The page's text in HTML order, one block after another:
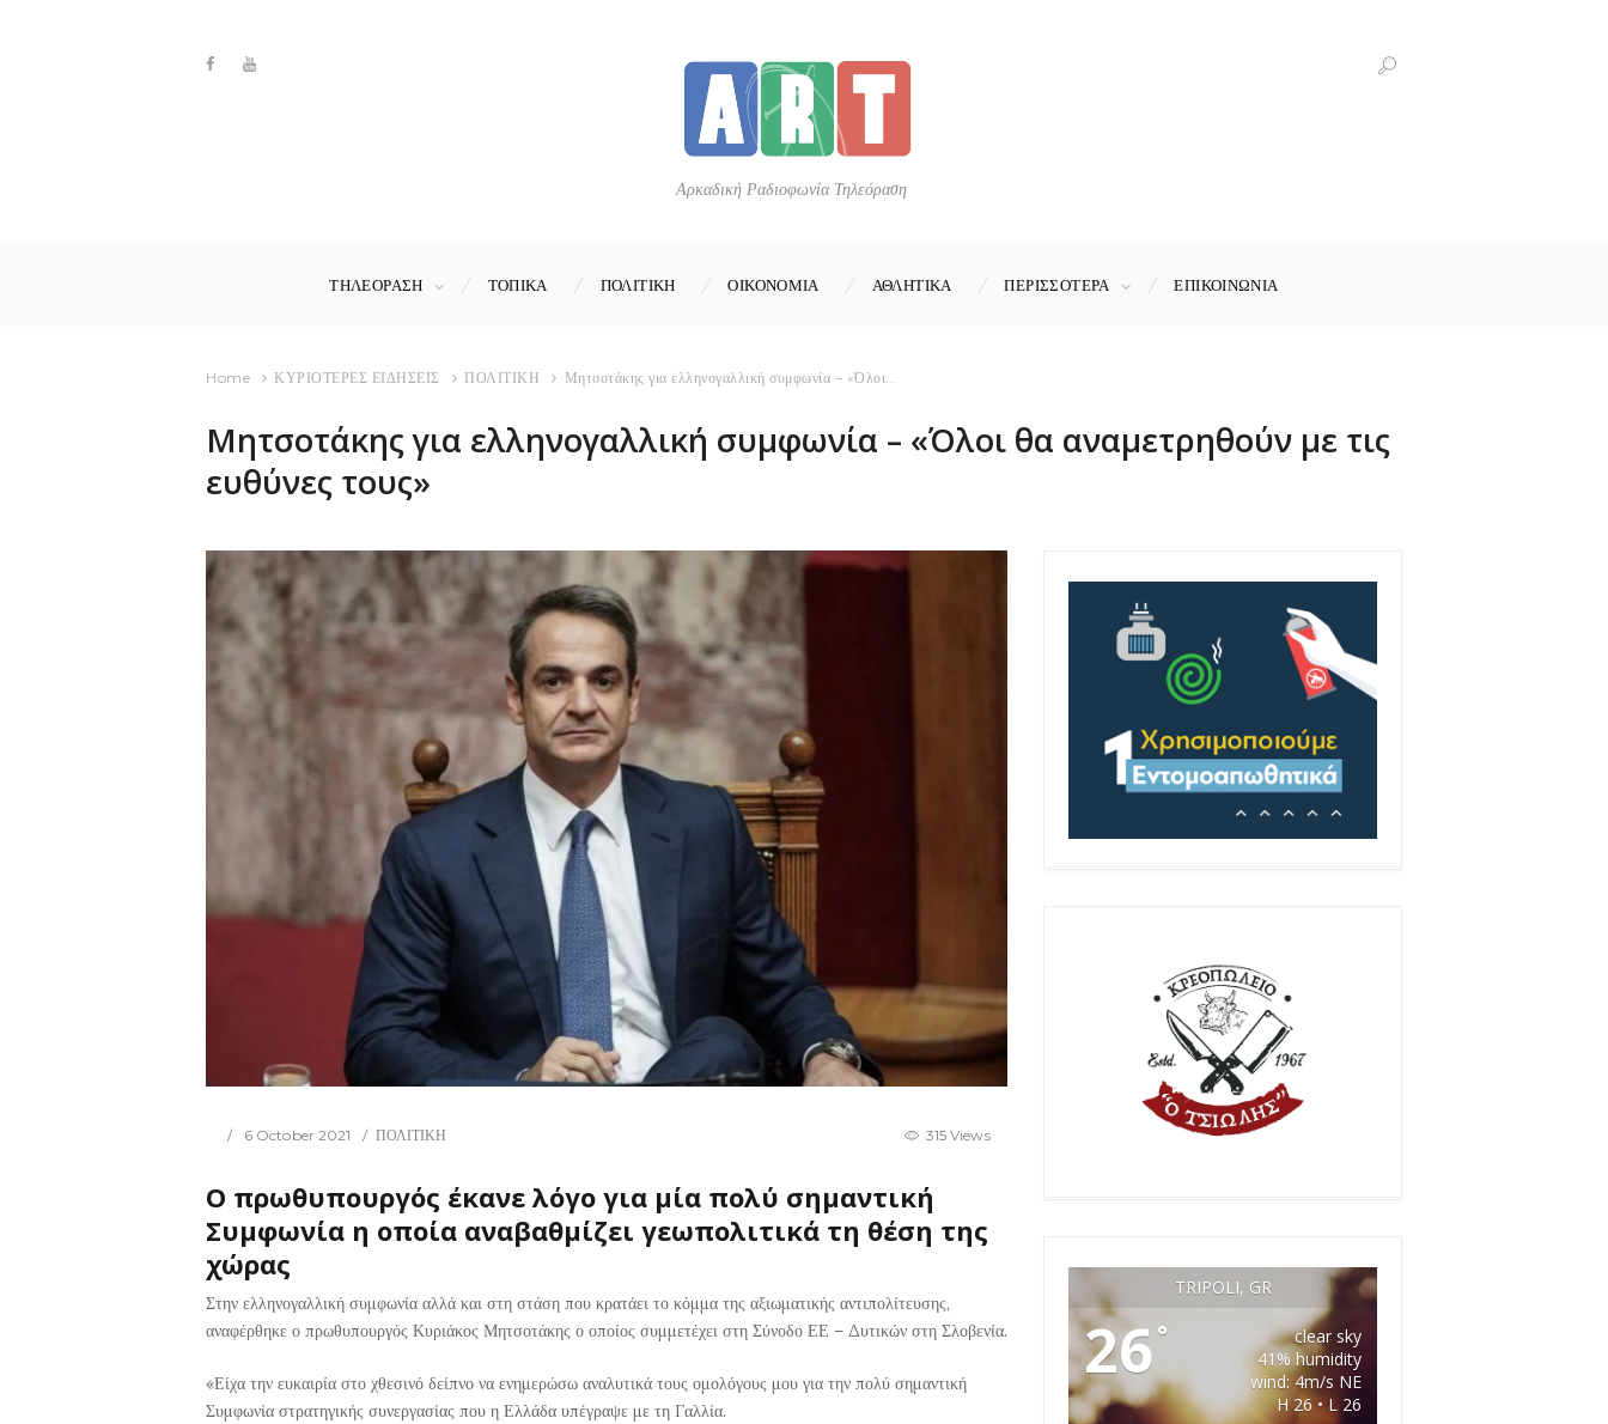
Αρκαδική Ραδιοφωνία Τηλεόραση
ΤΗΛΕΟΡΑΣΗ ΤΟΠΙΚΑ ΠΟΛΙΤΙΚΗ ΟΙΚΟΝΟΜΙΑ ΑΘΛΗΤΙΚΑ ΠΕΡΙΣΣΟΤΕΡΑ ΕΠΙΚΟΙΝΩΝΊΑ
Home ΚΥΡΙΟΤΕΡΕΣ ΕΙΔΗΣΕΙΣ ΠΟΛΙΤΙΚΗ Μητσοτάκης για ελληνογαλλική συμφωνία – «Όλοι...
Μητσοτάκης για ελληνογαλλική συμφωνία – «Όλοι θα αναμετρηθούν με τις
ευθύνες τους»
6 October 2021 ΠΟΛΙΤΙΚΗ 315 Views
Ο πρωθυπουργός έκανε λόγο για μία πολύ σημαντική
Συμφωνία η οποία αναβαθμίζει γεωπολιτικά τη θέση της
χώρας
Στην ελληνογαλλική συμφωνία αλλά και στη στάση που κρατάει το κόμμα της αξιωματικής αντιπολίτευσης,
αναφέρθηκε ο πρωθυπουργός Κυριάκος Μητσοτάκης ο οποίος συμμετέχει στη Σύνοδο ΕΕ – Δυτικών στη Σλοβενία.
«Είχα την ευκαιρία στο χθεσινό δείπνο να ενημερώσω αναλυτικά τους ομολόγους μου για την πολύ σημαντική
Συμφωνία στρατηγικής συνεργασίας που η Ελλάδα υπέγραψε με τη Γαλλία.
TRIPOLI, GR
26°
clear sky
41% humidity
wind: 4m/s NE
H 26 • L 26